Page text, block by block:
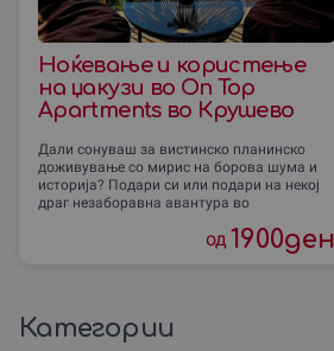
Ноќевање и користење
на џакузи во On Top
Apartments во Крушево
Дали сонуваш за вистинско планинско
доживување со мирис на борова шума и
историја? Подари си или подари на некој
драг незаборавна авантура во
од 1900ден
Категории